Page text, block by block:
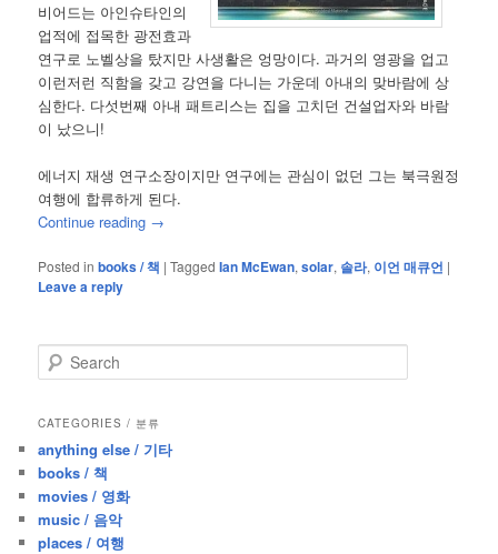
비어드는 아인슈타인의
업적에 접목한 광전효과
연구로 노벨상을 탔지만 사생활은 엉망이다. 과거의 영광을 업고
이런저런 직함을 갖고 강연을 다니는 가운데 아내의 맞바람에 상
심한다. 다섯번째 아내 패트리스는 집을 고치던 건설업자와 바람
이 났으니!
에너지 재생 연구소장이지만 연구에는 관심이 없던 그는 북극원정
여행에 합류하게 된다.
Continue reading →
Posted in books / 책 |Tagged Ian McEwan,solar, 솔라, 이언 매큐언 |
Leave a reply
e
r
h
CATEGORIES / 분류
anything else / 기타
books / 책
movies / 영화
music / 음악
places / 여행